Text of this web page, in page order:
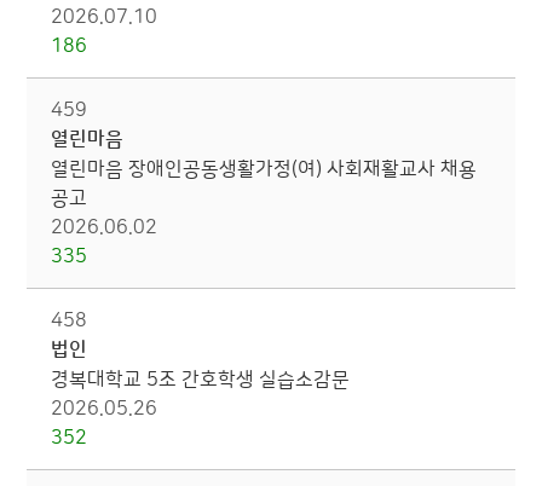
2026.07.10
186
459
열린마음
열린마음 장애인공동생활가정(여) 사회재활교사 채용
공고
2026.06.02
335
458
법인
경복대학교 5조 간호학생 실습소감문
2026.05.26
352